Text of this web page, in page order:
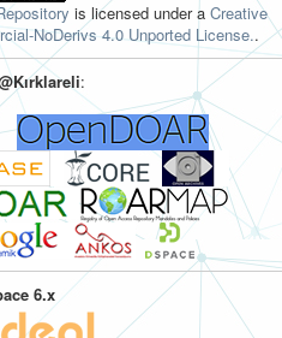
is licensed under a Creative
NoDerivs 4.0 Unported License..
:
6.x